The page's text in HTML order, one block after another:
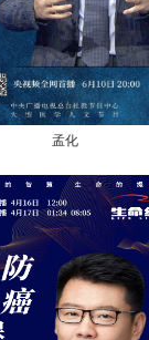
孟化